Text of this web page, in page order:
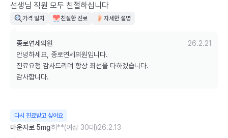
선생님 직원 모두 친절하십니다
가격 일치 친절한 진료 자세한 설명
종로연세의원
26.2.21
안녕하세요, 종로연세의원입니다.
진료요청 감사드리며 항상 최선을 다하겠습니다.
감사합니다.
다시 진료받고 싶어요
마운자로 5mg허**(여성 30대)26.2.13